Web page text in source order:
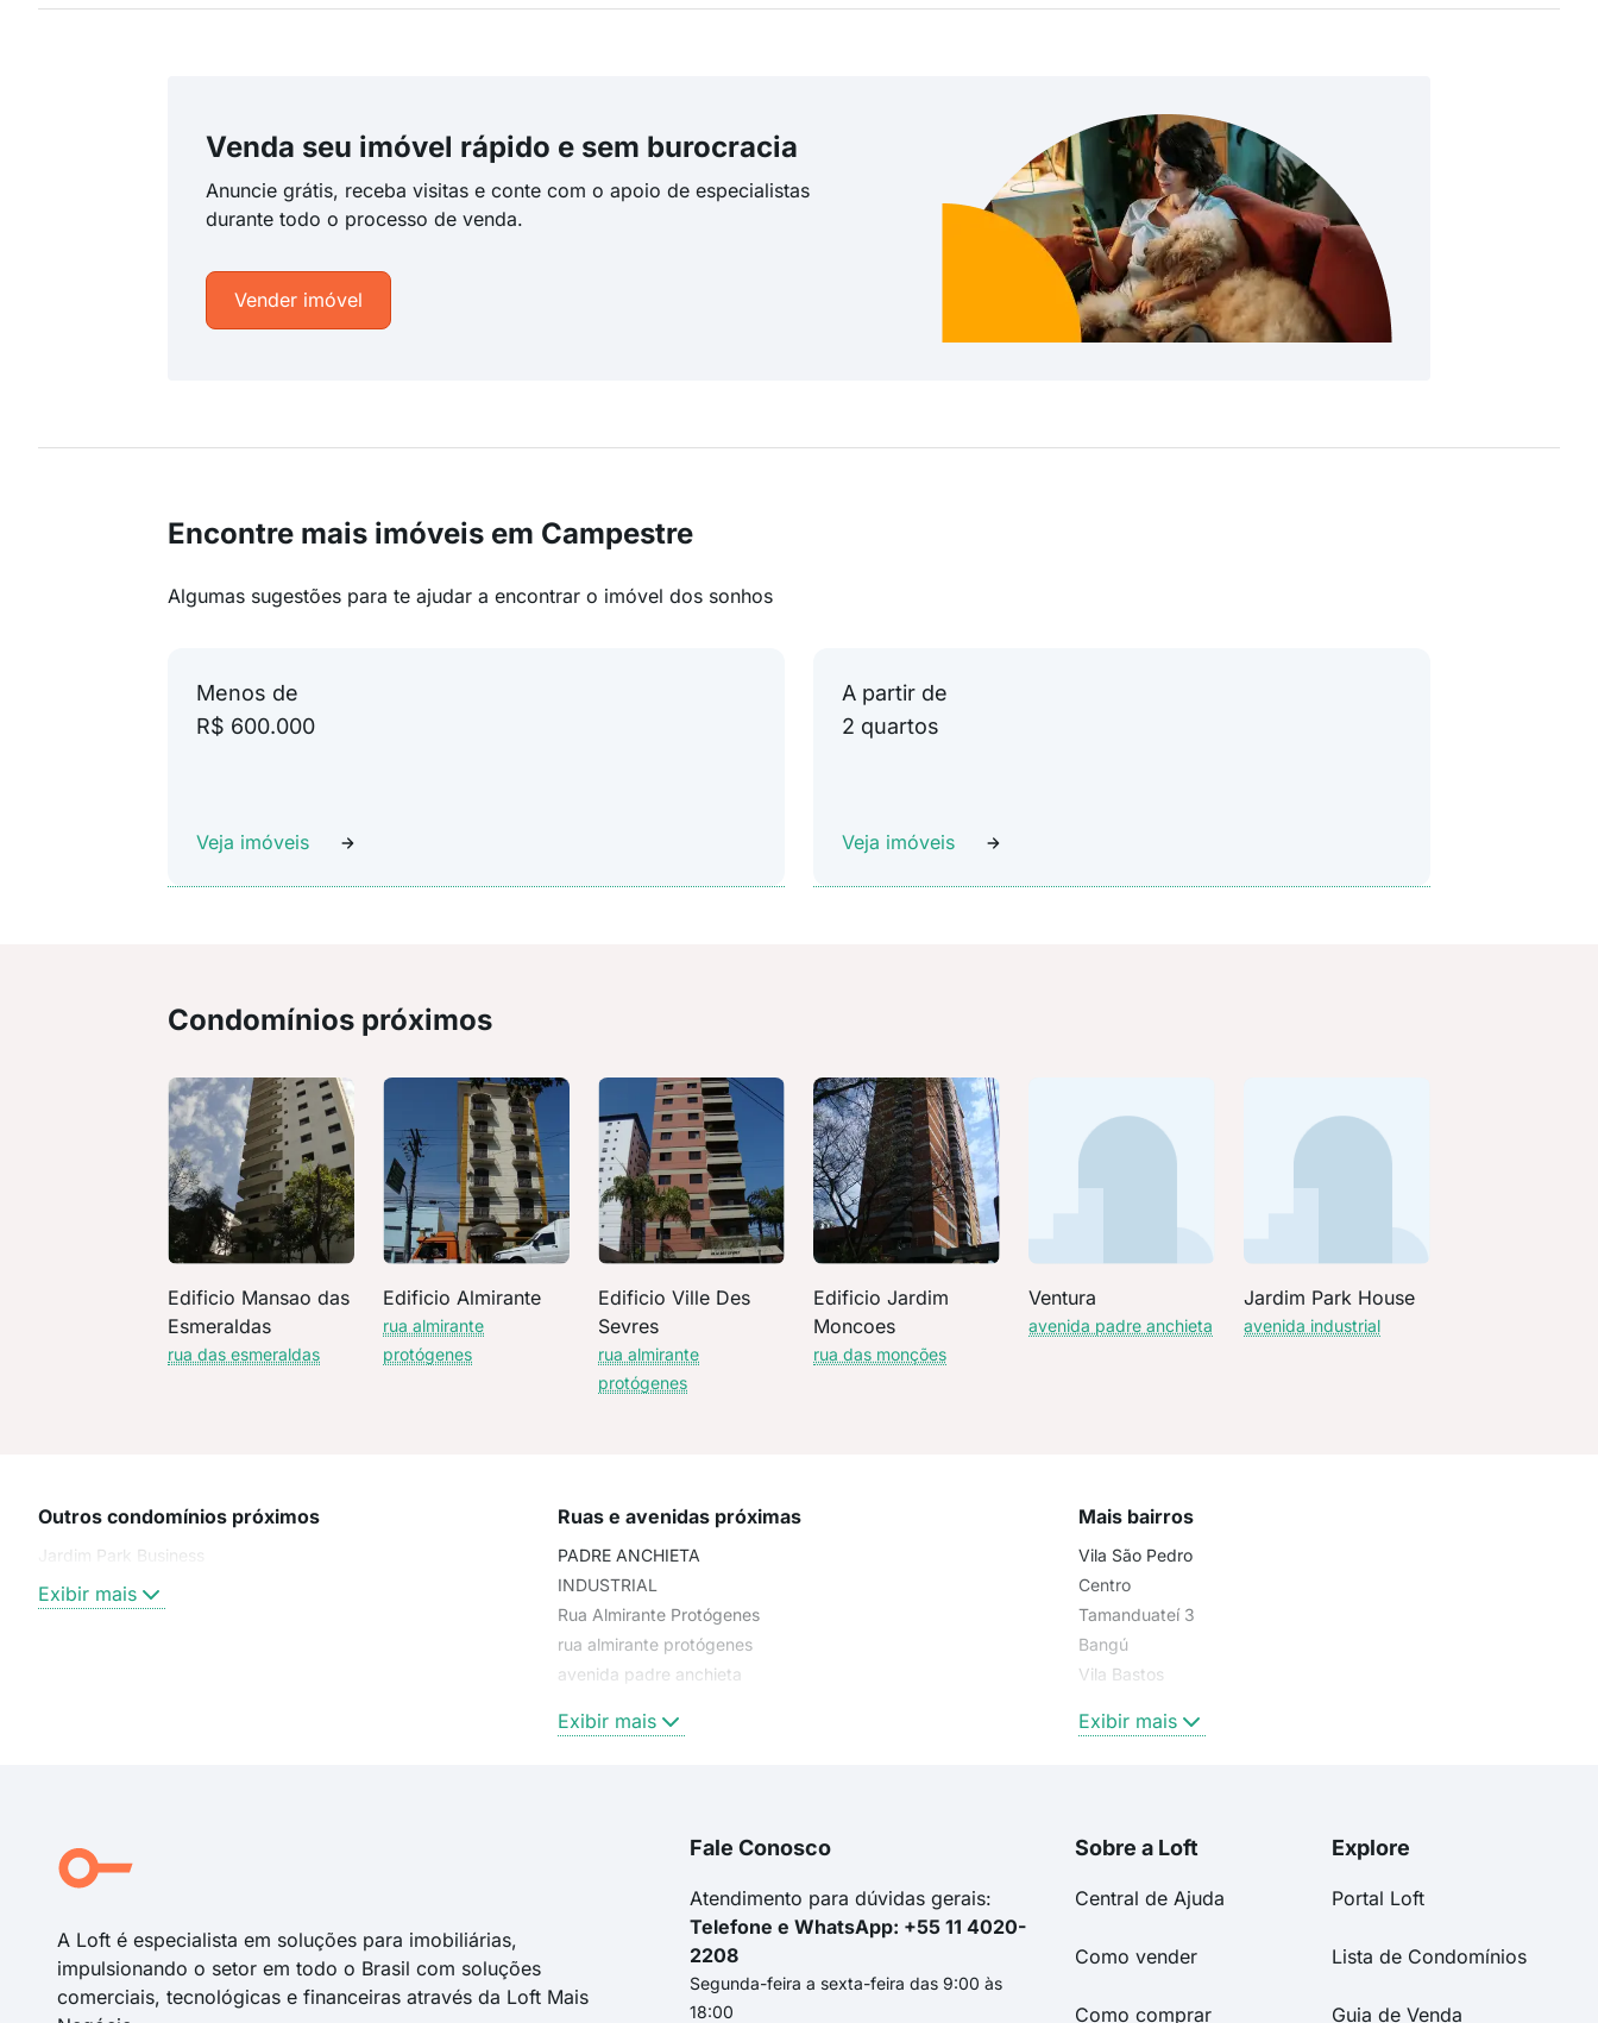
Venda seu imóvel rápido e sem burocracia
Anuncie grátis, receba visitas e conte com o apoio de especialistas
durante todo o processo de venda.
Vender imóvel
Encontre mais imóveis em Campestre
Algumas sugestões para te ajudar a encontrar o imóvel dos sonhos
Menos de
R$ 600.000
Veja imóveis
A partir de
2 quartos
Veja imóveis
Condomínios próximos
Edificio Mansao das
Esmeraldas
rua das esmeraldas
Edificio Almirante
rua almirante
protógenes
Edificio Ville Des
Sevres
rua almirante
protógenes
Edificio Jardim
Moncoes
rua das monções
Ventura
avenida padre anchieta
Jardim Park House
avenida industrial
Outros condomínios próximos
Jardim Park Business
Exibir mais
Ruas e avenidas próximas
PADRE ANCHIETA
INDUSTRIAL
Rua Almirante Protógenes
rua almirante protógenes
avenida padre anchieta
rua das esmeraldas
Padre Manuel da Nobrega
Exibir mais
Mais bairros
Vila São Pedro
Centro
Tamanduateí 3
Bangú
Vila Bastos
Exibir mais
A Loft é especialista em soluções para imobiliárias,
impulsionando o setor em todo o Brasil com soluções
comerciais, tecnológicas e financeiras através da Loft Mais
Fale Conosco
Atendimento para dúvidas gerais:
Telefone e WhatsApp: +55 11 4020-
2208
Segunda-feira a sexta-feira das 9:00 às
18:00
Sobre a Loft
Central de Ajuda
Como vender
Como comprar
Explore
Portal Loft
Lista de Condomínios
Guia de Venda